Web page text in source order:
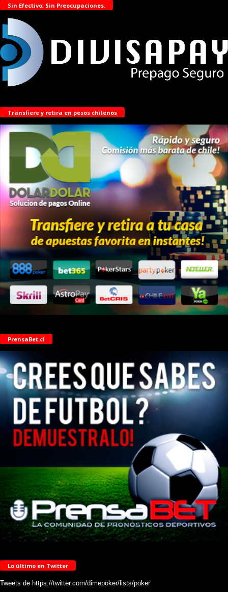
Sin Efectivo, Sin Preocupaciones.
Transfiere y retira en pesos chilenos
PrensaBet.cl
Lo último en Twitter
Tweets de https://twitter.com/dimepoker/lists/poker